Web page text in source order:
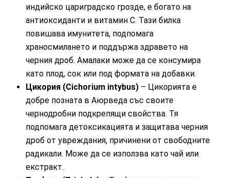
индийско цариградско грозде, е богато на
антиоксиданти и витамин C. Тази билка
повишава имунитета, подпомага
храносмилането и поддържа здравето на
черния дроб. Амалаки може да се консумира
като плод, сок или под формата на добавки.
Цикория (Cichorium intybus) – Цикорията е
добре позната в Аюрведа със своите
чернодробни подкрепящи свойства. Тя
подпомага детоксикацията и защитава черния
дроб от увреждания, причинени от свободните
радикали. Може да се използва като чай или
екстракт.